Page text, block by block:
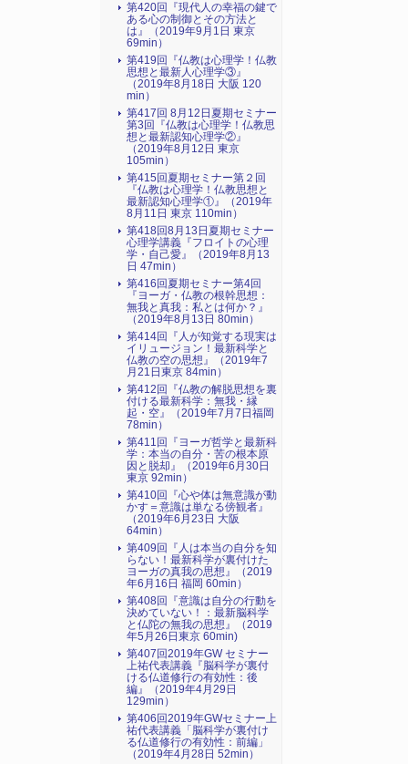
第420回『現代人の幸福の鍵で
ある心の制御とその方法と
は』（2019年9月1日 東京
69min）
第419回『仏教は心理学！仏教
思想と最新人心理学③』
（2019年8月18日 大阪 120
min）
第417回 8月12日夏期セミナー
第3回『仏教は心理学！仏教思
想と最新認知心理学②』
（2019年8月12日 東京
105min）
第415回夏期セミナー第２回
『仏教は心理学！仏教思想と
最新認知心理学①』（2019年
8月11日 東京 110min）
第418回8月13日夏期セミナー
心理学講義『フロイトの心理
学・自己愛』（2019年8月13
日 47min）
第416回夏期セミナー第4回
『ヨーガ・仏教の根幹思想：
無我と真我：私とは何か？』
（2019年8月13日 80min）
第414回『人が知覚する現実は
イリュージョン！最新科学と
仏教の空の思想』（2019年7
月21日東京 84min）
第412回『仏教の解脱思想を裏
付ける最新科学：無我・縁
起・空』（2019年7月7日福岡
78min）
第411回『ヨーガ哲学と最新科
学：本当の自分・苦の根本原
因と脱却』（2019年6月30日
東京 92min）
第410回『心や体は無意識が動
かす＝意識は単なる傍観者』
（2019年6月23日 大阪
64min）
第409回『人は本当の自分を知
らない！最新科学が裏付けた
ヨーガの真我の思想』（2019
年6月16日 福岡 60min）
第408回『意識は自分の行動を
決めていない！：最新脳科学
と仏陀の無我の思想』（2019
年5月26日東京 60min)
第407回2019年GW セミナー
上祐代表講義『脳科学が裏付
ける仏道修行の有効性：後
編』（2019年4月29日
129min）
第406回2019年GWセミナー上
祐代表講義「脳科学が裏付け
る仏道修行の有効性：前編」
（2019年4月28日 52min）